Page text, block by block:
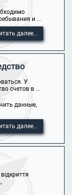
и ...
далее...
У
счетов в ...
данные,
далее...